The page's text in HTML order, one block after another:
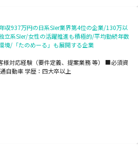
収937万円の日系SIer業界第4位の企業/130万以
立系SIer/女性の活躍推進も積極的/平均勤続年数
境/「たのめーる」も展開する企業
様対応経験（要件定義、提案業務 等） ■必須資
自動車 学歴：四大卒以上